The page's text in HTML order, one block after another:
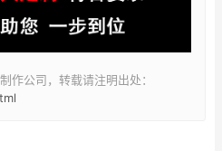
作公司，转载请注明出处：